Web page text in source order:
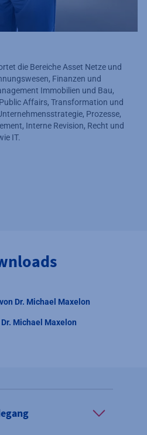
die Bereiche Asset Netze und
Finanzen und
Immobilien und Bau,
Affairs, Transformation und
Prozesse,
Interne Revision, Recht und
IT.
Dr. Michael Maxelon
Michael Maxelon